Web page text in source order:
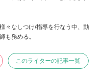
々なしつけ/指導を行なう中、動
も務める。
このライターの記事一覧